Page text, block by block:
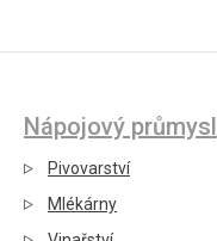
Nápojový průmysl
Pivovarství
Mlékárny